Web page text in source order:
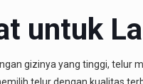
untuk
gizinya yang tinggi, telur